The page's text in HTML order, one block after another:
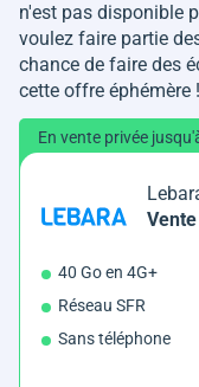
n'est pas disponible
voulez faire partie
chance de faire des
cette offre éphémère !
En vente privée
40 Go en 4G+
Réseau SFR
Sans téléphone